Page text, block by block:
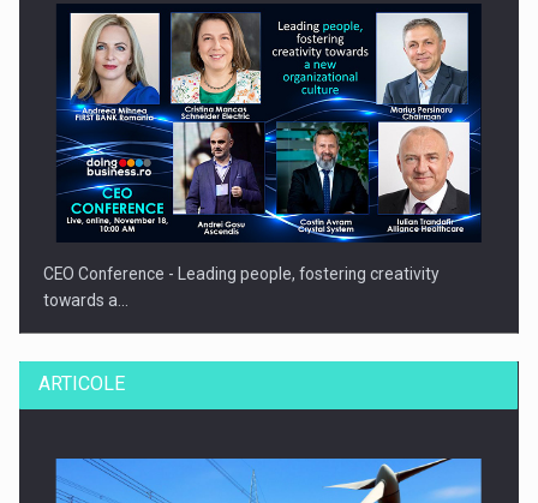
CEO Conference - Leading people, fostering creativity
towards a…
ARTICOLE